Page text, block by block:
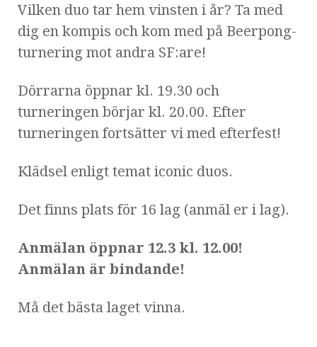
Vilken duo tar hem vinsten i år? Ta med
dig en kompis och kom med på Beerpong-
turnering mot andra SF:are!
Dörrarna öppnar kl. 19.30 och
turneringen börjar kl. 20.00. Efter
turneringen fortsätter vi med efterfest!
Klädsel enligt temat iconic duos.
Det finns plats för 16 lag (anmäl er i lag).
Anmälan öppnar 12.3 kl. 12.00!
Anmälan är bindande!
Må det bästa laget vinna.